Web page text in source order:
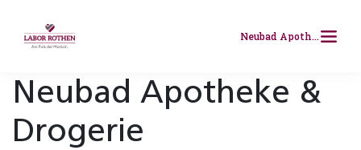
Neubad Apotheke & Drogerie
Für Ärzt:innen
Für Unternehmen
Neubad Apotheke &
Drogerie